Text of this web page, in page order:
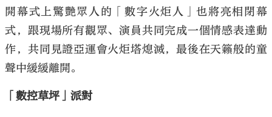
開幕式上驚艷眾人的「數字火炬人」也將亮相閉幕
式，跟現場所有觀眾、演員共同完成一個情感表達動
作，共同見證亞運會火炬塔熄滅，最後在天籟般的童
聲中緩緩離開。
「數控草坪」派對